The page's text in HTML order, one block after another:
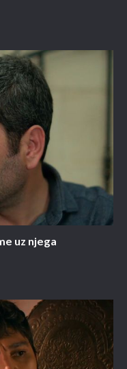
uz njega